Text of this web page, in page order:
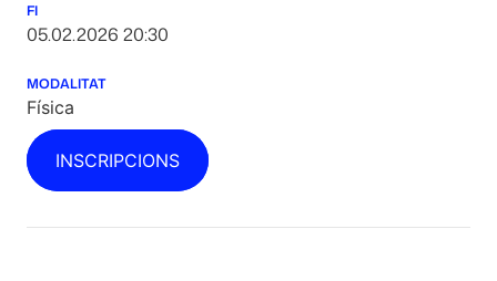
FI
05.02.2026 20:30
MODALITAT
Física
INSCRIPCIONS